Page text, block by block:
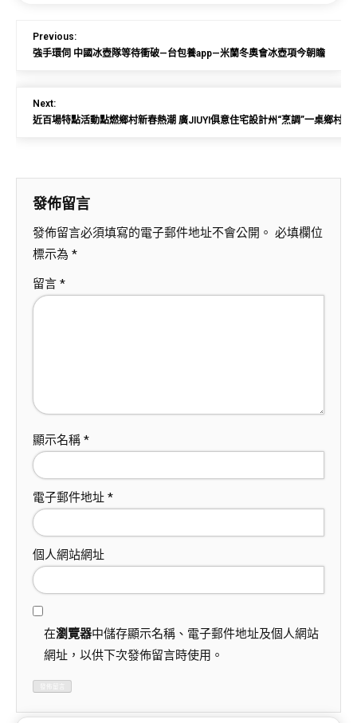
Previous:
強手環伺 中國冰壺隊等待衝破—台包養app—米蘭冬奧會冰壺項今朝瞻
Next:
近百場特點活動點燃鄉村新春熱潮 廣JIUYI俱意住宅設計州“烹調”一桌鄉村文
發佈留言
發佈留言必須填寫的電子郵件地址不會公開。 必填欄位
標示為 *
留言 *
顯示名稱 *
電子郵件地址 *
個人網站網址
在瀏覽器中儲存顯示名稱、電子郵件地址及個人網站
網址，以供下次發佈留言時使用。